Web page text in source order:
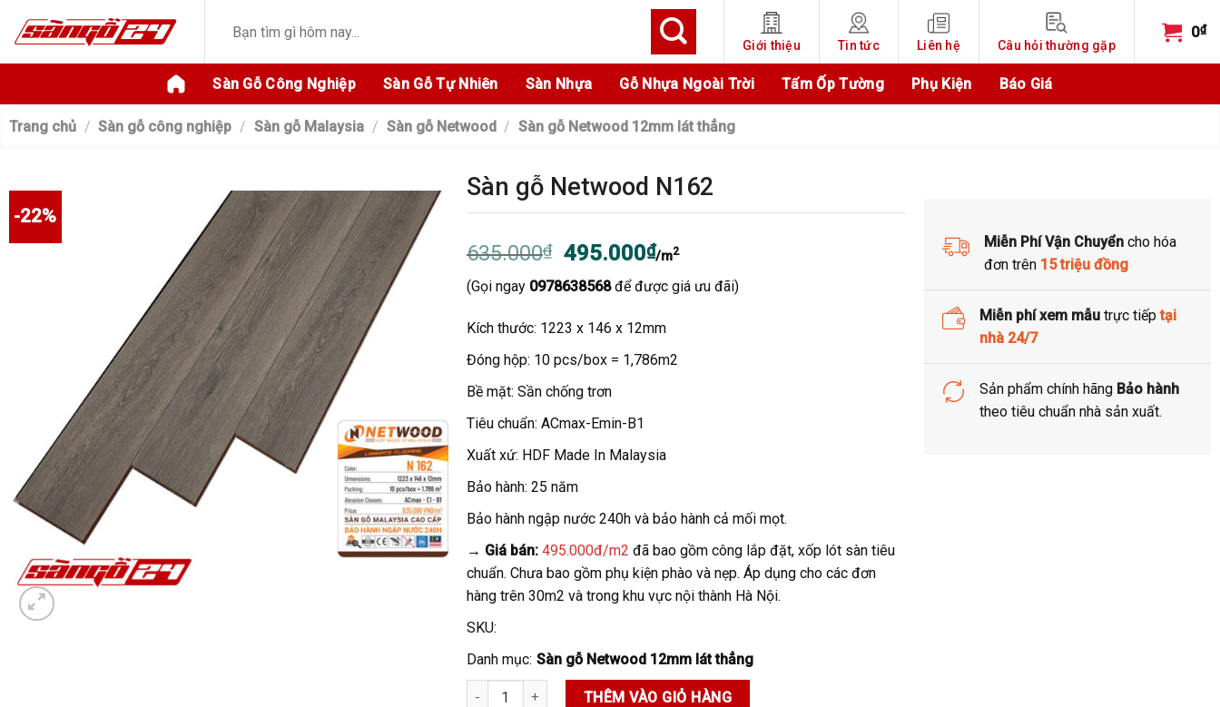
kiếm:
Giới thiệu Tin tức Liên hệ Câu hỏi thường gặp
0₫
Sàn Gỗ Công Nghiệp Sàn Gỗ Tự Nhiên Sàn Nhựa Gỗ Nhựa Ngoài Trời Tấm Ốp Tường Phụ Kiện Báo Giá
Trang chủ / Sàn gỗ công nghiệp / Sàn gỗ Malaysia / Sàn gỗ Netwood / Sàn gỗ Netwood 12mm lát thẳng
-22%
Sàn gỗ Netwood N162
635.000₫
Giá
gốc
là:
635.000₫.
495.000₫Giá
hiện
tại
495.000₫.
/m2
(Gọi ngay 0978638568để được giá ưu đãi)
Kích thước: 1223 x 146 x 12mm
Đóng hộp: 10 pcs/box = 1,786m2
Bề mặt: Sần chống trơn
Tiêu chuẩn: ACmax-Emin-B1
Xuất xứ: HDF Made In Malaysia
Bảo hành: 25 năm
Bảo hành ngập nước 240h và bảo hành cả mối mọt.
→ Giá bán: 495.000đ/m2 đã bao gồm công lắp đặt, xốp lót sàn tiêu
chuẩn. Chưa bao gồm phụ kiện phào và nẹp. Áp dụng cho các đơn
hàng trên 30m2 và trong khu vực nội thành Hà Nội.
SKU:
Danh mục: Sàn gỗ Netwood 12mm lát thẳng
Sàn gỗ Netwood N162 số lượngTHÊM VÀO GIỎ HÀNG
Free Shipping
Trang trí nhà cửa
Miễn Phí Vận Chuyểncho hóa
đơn trên 15 triệu đồng
Miễn phí xem mẫutrực tiếptại
nhà 24/7
Sản phẩm chính hãng Bảo hành
theo tiêu chuẩn nhà sản xuất.